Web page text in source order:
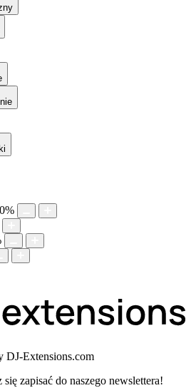
%
DJ-Extensions.com
zapisać do naszego newslettera!